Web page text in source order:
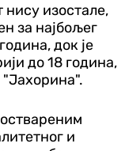
нису изостале,
за најбољег
док је
до 18 година,
и